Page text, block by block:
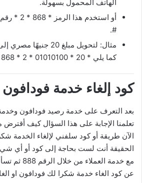
الهاتف المحمول بسهولة.
أو استخدم
#.
مثال: لتحويل مبلغ 20
كما يلي * 20 * 01010100 * 2 * 868 #.
كود إلغاء خدمة فودافون 2023
بعد التعرف على خدمة رصيد فودافون
تعلمنا الإجابة على هذا السؤال كيف
الآن طريقة أو كود سلفني لإلغاء الخدمة
الحقيقة أنت لست بحاجة إلى كود أو أي
مع خدمة
عن كود الغاء خدمة شكرا لك فودافون او